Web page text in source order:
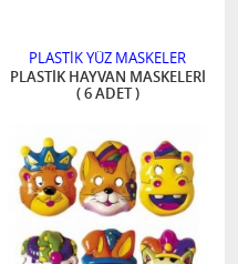
PLASTİK YÜZ MASKELER
PLASTİK HAYVAN MASKELERİ
( 6 ADET )